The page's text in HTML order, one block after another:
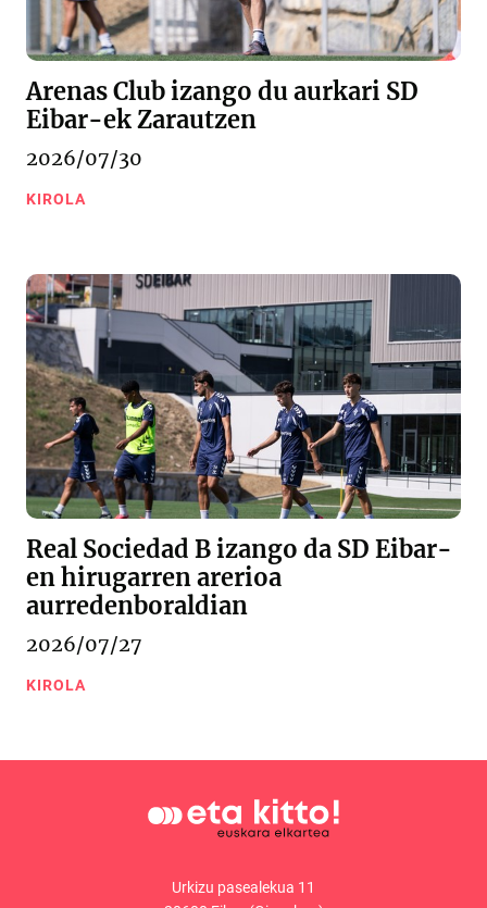
Arenas Club izango du aurkari SD
Eibar-ek Zarautzen
2026/07/30
KIROLA
Real Sociedad B izango da SD Eibar-
en hirugarren arerioa
aurredenboraldian
2026/07/27
KIROLA
Urkizu pasealekua 11